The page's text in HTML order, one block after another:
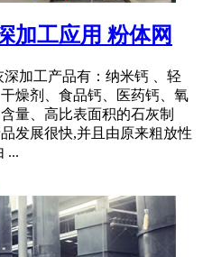
加工应用 粉体网
加工产品有：纳米钙 、轻
燥剂、食品钙、医药钙、氧
量、高比表面积的石灰制
发展很快,并且由原来粗放性
...